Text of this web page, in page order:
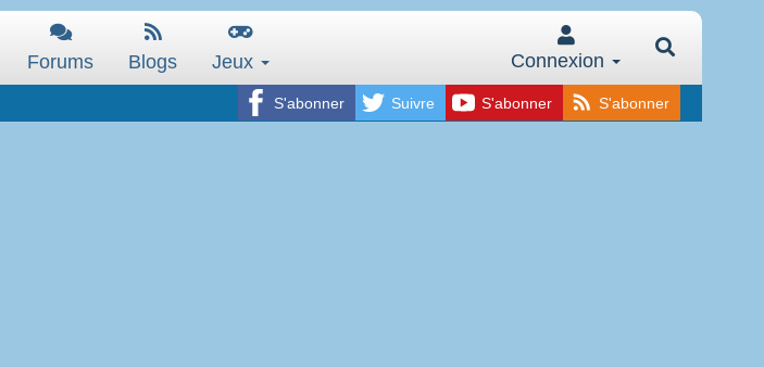
Forums Blogs Jeux Connexion
S'abonner Suivre S'abonner S'abonner